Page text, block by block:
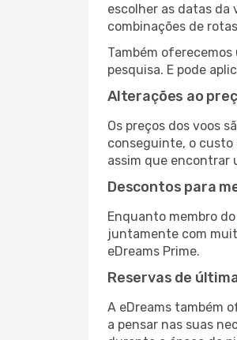
escolher as datas da
combinações de
Também
pesquisa. E pode
Alterações ao
Os preços dos voos
conseguinte, o custo
assim que encontrar
Descontos para
Enquanto membro do
juntamente com
eDreams Prime.
Reservas de
A eDreams também
a pensar nas suas